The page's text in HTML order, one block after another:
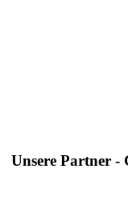
Unsere Partner -